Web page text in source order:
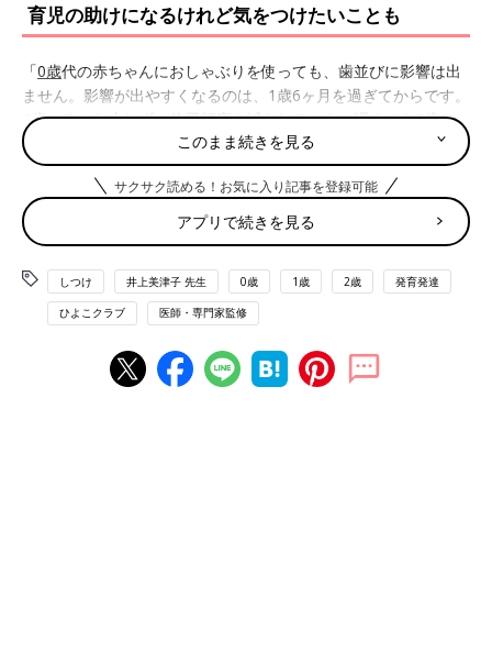
違いなどをリポート。今回は、「使っていい
の？」「やめどきは？」などとママたちが迷い
がちな「おしゃぶり」についてです。
育児の助けになるけれど気をつけたいことも
「0歳代の赤ちゃんにおしゃぶりを使っても、歯並びに影響は出
ません。影響が出やすくなるのは、1歳6ヶ月を過ぎてからです。
1歳ごろから少しずつ使用頻度を減らしていき、遅くても2歳6ヶ
月ごろまでに卒業
すれば問題ないでしょう」（井上先生・以下
同）
欧米では指しゃぶりをさせないために「おしゃぶり」が普
及
「欧米では、指しゃぶり防止のため、20世紀後半におしゃぶりが
急速に広まりました。親子が別室で寝る欧米では、
ため、不正咬合＜ふせいこうごう＞（かみ合わせに異常をきたす
こと）を起こしやすかったのです。1970年代ごろに、おしゃぶ
このまま続きを見る
サクサク読める！お気に入り記事を登録可能
アプリで続きを見る
しつけ 井上美津子 先生 0歳 1歳 2歳 発育発達
ひよこクラブ 医師・専門家監修